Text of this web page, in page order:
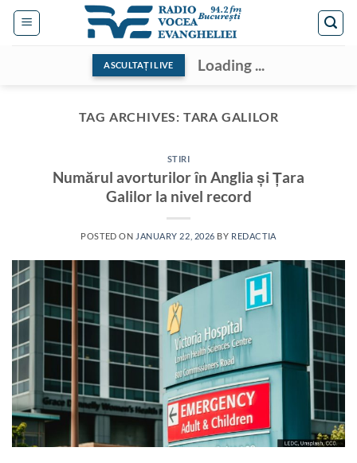
Skip
ASCULTAȚI LIVE Loading ...
TAG ARCHIVES: TARA GALILOR
STIRI
Numărul avorturilor în Anglia și Țara
Galilor la nivel record
POSTED ON JANUARY 22, 2026 BY REDACTIA